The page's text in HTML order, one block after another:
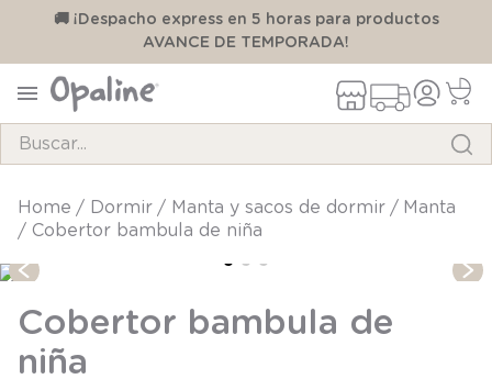
🚚 ¡Despacho express en 5 horas para productos
AVANCE DE TEMPORADA!
dormir manta y sacos de dormir
manta
Cobertor bambula de niña
Cobertor bambula de
niña
TÉRMINOS MÁS BUSCADOS
1.
pijama
3.
zapatillas
4 .
body